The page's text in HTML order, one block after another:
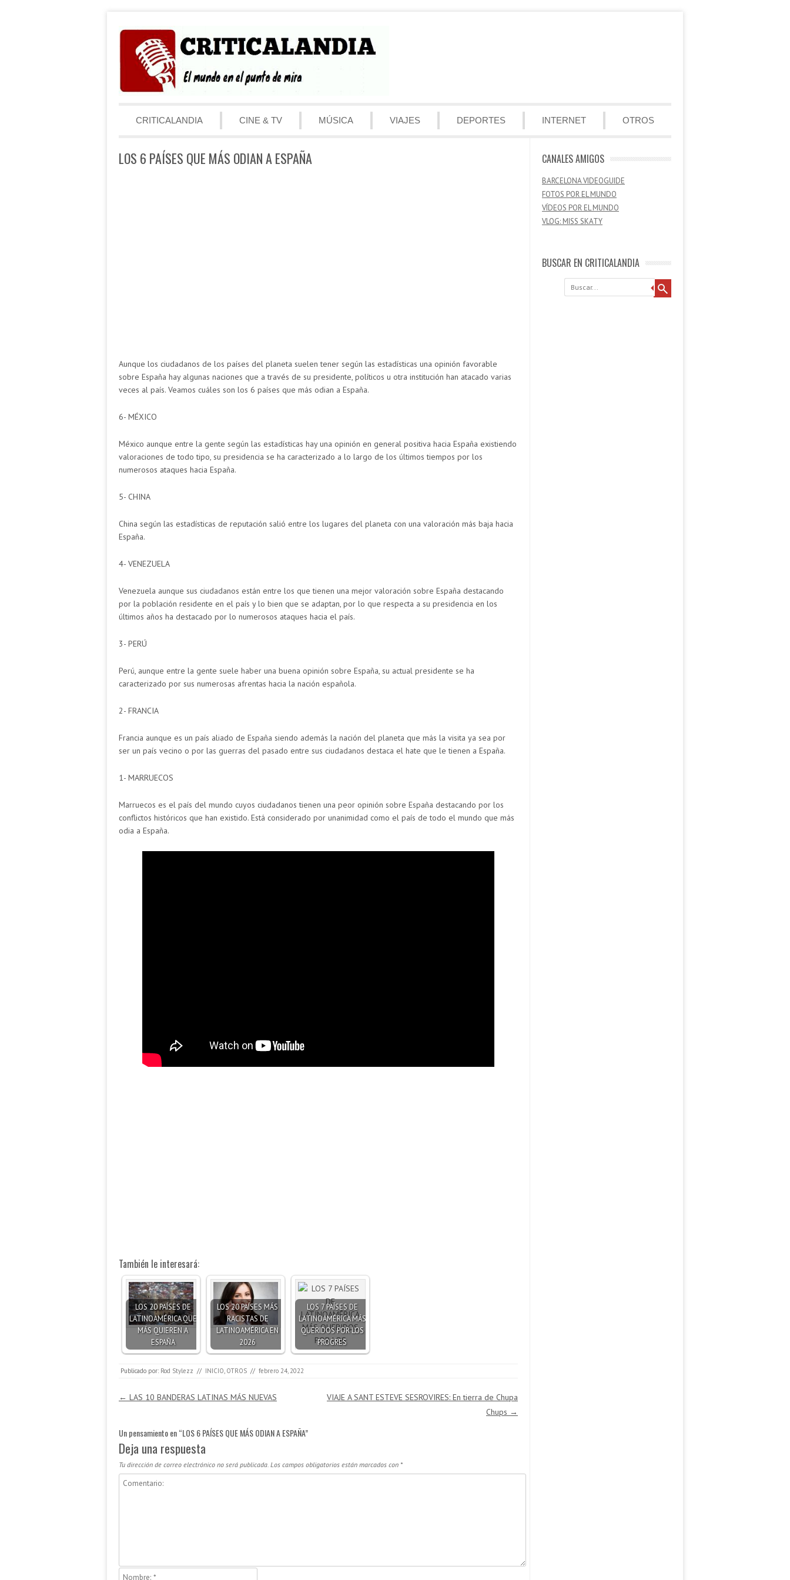
Menú
CRITICALANDIA
CINE & TV MÚSICA VIAJES DEPORTES INTERNET OTROS
LOS 6 PAÍSES QUE MÁS ODIAN A ESPAÑA
Aunque los ciudadanos de los países del planeta suelen tener según las estadísticas una opinión favorable
sobre España hay algunas naciones que a través de su presidente, políticos u otra institución han atacado varias
veces al país. Veamos cuáles son los 6 países que más odian a España.
6- MÉXICO
México aunque entre la gente según las estadísticas hay una opinión en general positiva hacia España existiendo
valoraciones de todo tipo, su presidencia se ha caracterizado a lo largo de los últimos tiempos por los
numerosos ataques hacia España.
5- CHINA
China según las estadísticas de reputación salió entre los lugares del planeta con una valoración más baja hacia
España.
4- VENEZUELA
Venezuela aunque sus ciudadanos están entre los que tienen una mejor valoración sobre España destacando
por la población residente en el país y lo bien que se adaptan, por lo que respecta a su presidencia en los
últimos años ha destacado por lo numerosos ataques hacia el país.
3- PERÚ
Perú, aunque entre la gente suele haber una buena opinión sobre España, su actual presidente se ha
caracterizado por sus numerosas afrentas hacia la nación española.
2- FRANCIA
Francia aunque es un país aliado de España siendo además la nación del planeta que más la visita ya sea por
ser un país vecino o por las guerras del pasado entre sus ciudadanos destaca el hate que le tienen a España.
1- MARRUECOS
Marruecos es el país del mundo cuyos ciudadanos tienen una peor opinión sobre España destacando por los
conflictos históricos que han existido. Está considerado por unanimidad como el país de todo el mundo que más
odia a España.
También le interesará:
LOS 20 PAÍSES DE
LATINOAMÉRICA QUE
MÁS QUIEREN A
ESPAÑA
LOS 20 PAÍSES MÁS
RACISTAS DE
LATINOAMÉRICA EN
2026
LOS 7 PAÍSES DE
LATINOAMÉRICA MÁS
QUERIDOS POR LOS
PROGRES
Publicado por: Rod Stylezz // INICIO OTROS // febrero 24, 2022
Navegación de entradas
← LAS 10 BANDERAS LATINAS MÁS NUEVAS
VIAJE A SANT ESTEVE SESROVIRES: En tierra de Chupa
Chups →
Un pensamiento en “LOS 6 PAÍSES QUE MÁS ODIAN A ESPAÑA”
Deja una respuesta
Tu dirección de correo electrónico no será publicada. Los campos obligatorios están marcados con *
CANALES AMIGOS
BARCELONA VIDEOGUIDE
FOTOS POR EL MUNDO
VÍDEOS POR EL MUNDO
VLOG: MISS SKATY
BUSCAR EN CRITICALANDIA
Buscar